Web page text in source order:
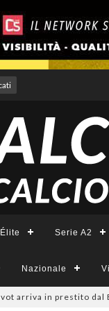
Serie A2
Nazionale
in prestito dal